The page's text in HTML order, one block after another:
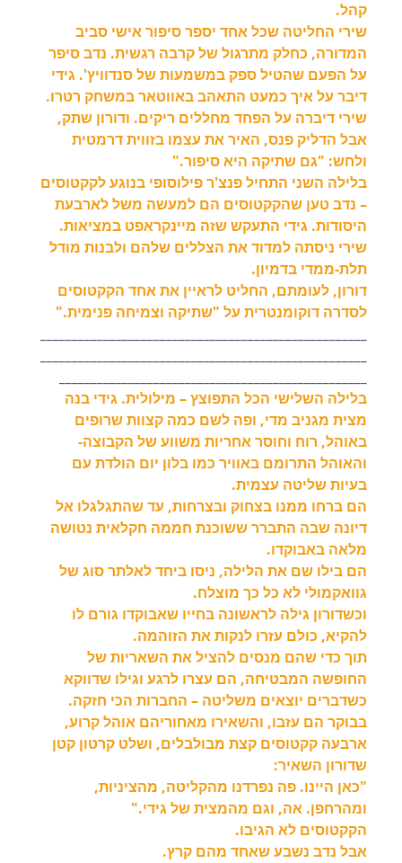
קהל.
שירי החליטה שכל אחד יספר סיפור אישי סביב
המדורה, כחלק מתרגול של קרבה רגשית. נדב סיפר
על הפעם שהטיל ספק במשמעות של סנדוויץ'. גידי
דיבר על איך כמעט התאהב באווטאר במשחק רטרו.
שירי דיברה על הפחד מחללים ריקים. ודורון שתק,
אבל הדליק פנס, האיר את עצמו בזווית דרמטית
ולחש: "גם שתיקה היא סיפור."
בלילה השני התחיל פנצ'ר פילוסופי בנוגע לקקטוסים
– נדב טען שהקקטוסים הם למעשה משל לארבעת
היסודות. גידי התעקש שזה מיינקראפט במציאות.
שירי ניסתה למדוד את הצללים שלהם ולבנות מודל
תלת-ממדי בדמיון.
דורון, לעומתם, החליט לראיין את אחד הקקטוסים
לסדרה דוקומנטרית על "שתיקה וצמיחה פנימית."
בלילה השלישי הכל התפוצץ – מילולית. גידי בנה
מצית מגניב מדי, ופה לשם כמה קצוות שרופים
באוהל, רוח וחוסר אחריות משווע של הקבוצה-
והאוהל התרומם באוויר כמו בלון יום הולדת עם
בעיות שליטה עצמית.
הם ברחו ממנו בצחוק ובצרחות, עד שהתגלגלו אל
דיונה שבה התברר ששוכנת חממה חקלאית נטושה
מלאה באבוקדו.
הם בילו שם את הלילה, ניסו ביחד לאלתר סוג של
גוואקמולי לא כל כך מוצלח.
וכשדורון גילה לראשונה בחייו שאבוקדו גורם לו
להקיא, כולם עזרו לנקות את הזוהמה.
תוך כדי שהם מנסים להציל את השאריות של
החופשה המבטיחה, הם עצרו לרגע וגילו שדווקא
כשדברים יוצאים משליטה – החברות הכי חזקה.
בבוקר הם עזבו, והשאירו מאחוריהם אוהל קרוע,
ארבעה קקטוסים קצת מבולבלים, ושלט קרטון קטן
שדורון השאיר:
"כאן היינו. פה נפרדנו מהקליטה, מהציניות,
ומהרחפן. אה, וגם מהמצית של גידי."
הקקטוסים לא הגיבו.
אבל נדב נשבע שאחד מהם קרץ.